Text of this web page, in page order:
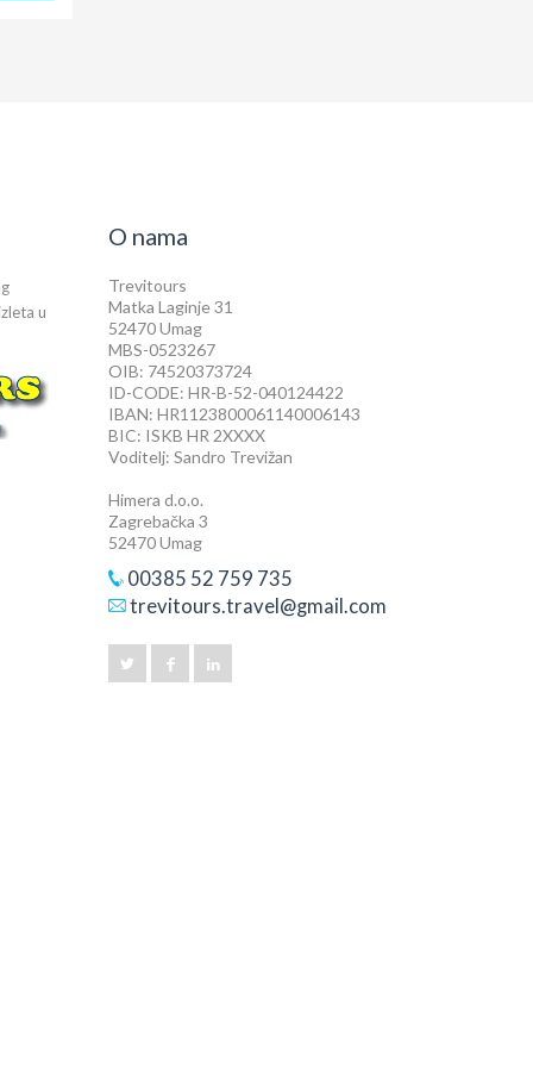
u
O nama
Trevitours
Matka Laginje 31
52470 Umag
MBS-0523267
OIB: 74520373724
ID-CODE: HR-B-52-040124422
IBAN: HR1123800061140006143
BIC: ISKB HR 2XXXX
Voditelj: Sandro Trevižan
Himera d.o.o.
Zagrebačka 3
52470 Umag
00385 52 759 735
trevitours.travel@gmail.com